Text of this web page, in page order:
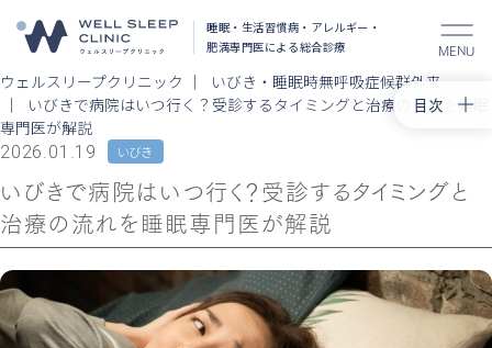
睡眠・生活習慣病・アレルギー・
肥満専門医による総合診療 MENU
目次
CPAP治
睡眠時
CPAP転
簡易SAS
コラム
ウェルスリープクリニック
いびき・睡眠時無呼吸症候群外来
いびきで病院はいつ行く？受診するタイミングと治療の流れを睡眠
専門医が解説
2026.01.19 いびき
いびきで病院はいつ行く？受診するタイミングと
治療の流れを睡眠専門医が解説